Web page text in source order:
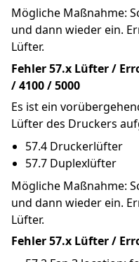
Mögliche Maßnahme:
und dann wieder ein.
Lüfter.
Fehler 57.x Lüfter /
/ 4100 / 5000
Es ist ein
Lüfter des Druckers
57.4 Druckerlüfter
57.7 Duplexlüfter
Mögliche Maßnahme:
und dann wieder ein.
Lüfter.
Fehler 57.x Lüfter /